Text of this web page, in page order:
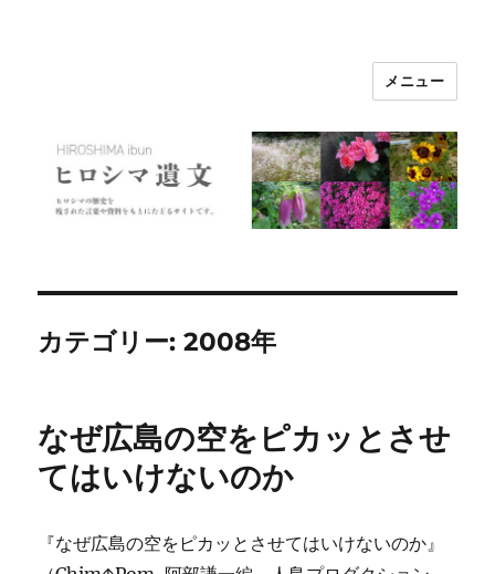
メニュー
カテゴリー:2008年
なぜ広島の空をピカッとさせ
てはいけないのか
『なぜ広島の空をピカッとさせてはいけないのか』